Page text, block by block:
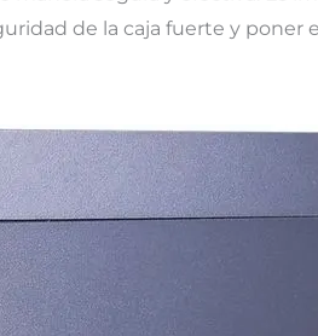
de la caja fuerte y poner